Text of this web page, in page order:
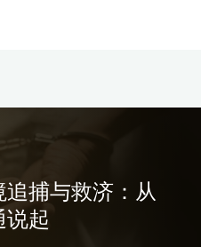
捕与救济：从
说起